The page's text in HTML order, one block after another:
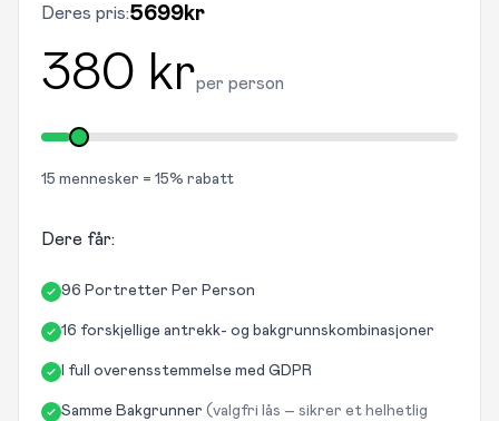
Deres pris:5699kr
380 krper person
15 mennesker = 15% rabatt
Dere får:
96 Portretter Per Person
16 forskjellige antrekk- og bakgrunnskombinasjoner
I full overensstemmelse med GDPR
Samme Bakgrunner (valgfri lås – sikrer et helhetlig